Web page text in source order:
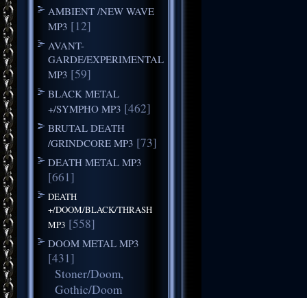
AMBIENT /NEW WAVE
MP3 [12]
AVANT-
GARDE/EXPERIMENTAL
MP3 [59]
BLACK METAL
+/SYMPHO MP3 [462]
BRUTAL DEATH
/GRINDCORE MP3 [73]
DEATH METAL MP3
[661]
DEATH
+/DOOM/BLACK/THRASH
MP3 [558]
DOOM METAL MP3
[431]
Stoner/Doom,
Gothic/Doom